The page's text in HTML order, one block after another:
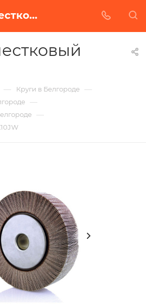
Круг лепестковый KK10JW в Белгороде | Купить по недорогой цене от Абразивного Завода
— Круги в Белгороде —
—
—